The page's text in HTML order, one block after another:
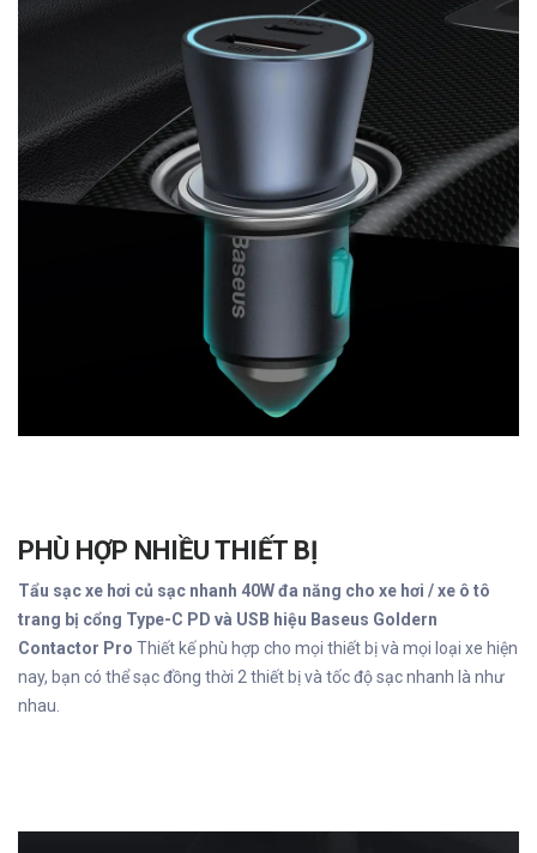
PHÙ HỢP NHIỀU THIẾT BỊ
Tẩu sạc xe hơi củ sạc nhanh 40W đa năng cho xe hơi / xe ô tô
trang bị cổng Type-C PD và USB hiệu Baseus Goldern
Contactor Pro Thiết kế phù hợp cho mọi thiết bị và mọi loại xe hiện
nay, bạn có thể sạc đồng thời 2 thiết bị và tốc độ sạc nhanh là như
nhau.